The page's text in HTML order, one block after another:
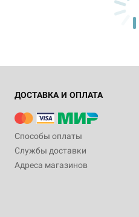
ДОСТАВКА И ОПЛАТА
Способы оплаты
Службы доставки
Адреса магазинов